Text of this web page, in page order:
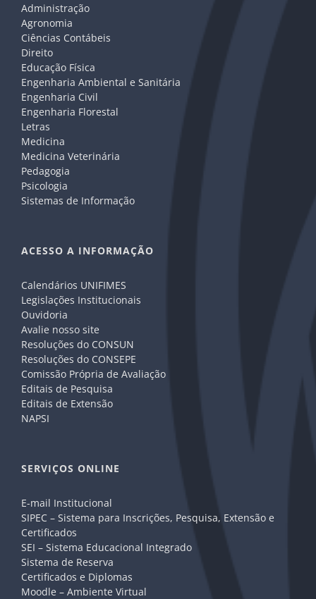
Administração
Agronomia
Ciências Contábeis
Direito
Educação Física
Engenharia Ambiental e Sanitária
Engenharia Civil
Engenharia Florestal
Letras
Medicina
Medicina Veterinária
Pedagogia
Psicologia
Sistemas de Informação
ACESSO A INFORMAÇÃO
Calendários UNIFIMES
Legislações Institucionais
Ouvidoria
Avalie nosso site
Resoluções do CONSUN
Resoluções do CONSEPE
Comissão Própria de Avaliação
Editais de Pesquisa
Editais de Extensão
NAPSI
SERVIÇOS ONLINE
E-mail Institucional
SIPEC – Sistema para Inscrições, Pesquisa, Extensão e
Certificados
SEI – Sistema Educacional Integrado
Sistema de Reserva
Certificados e Diplomas
Moodle – Ambiente Virtual